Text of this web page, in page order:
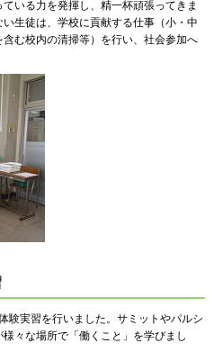
いる力を発揮し、精一杯頑張ってきま
生徒は、学校に貢献する仕事（小・中
む校内の清掃等）を行い、社会参加へ
験実習を行いました。サミットやパルシ
々な場所で「働くこと」を学びまし